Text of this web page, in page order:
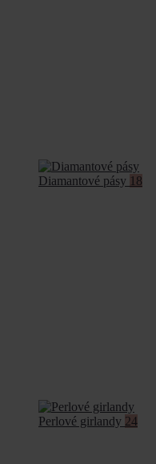
Diamantové pásy 18
Perlové girlandy 24